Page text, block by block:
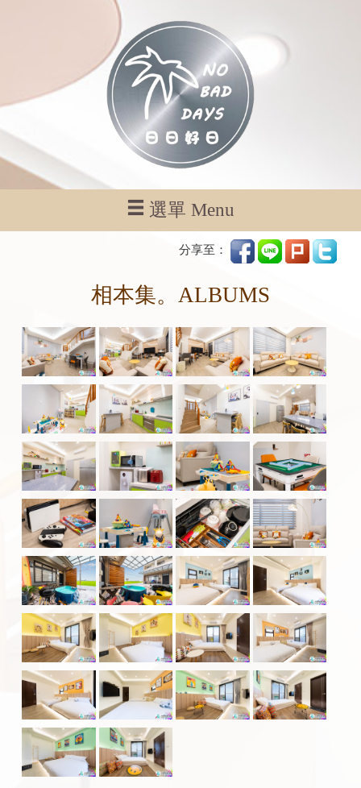
選單 Menu
分享至：
相本集。ALBUMS